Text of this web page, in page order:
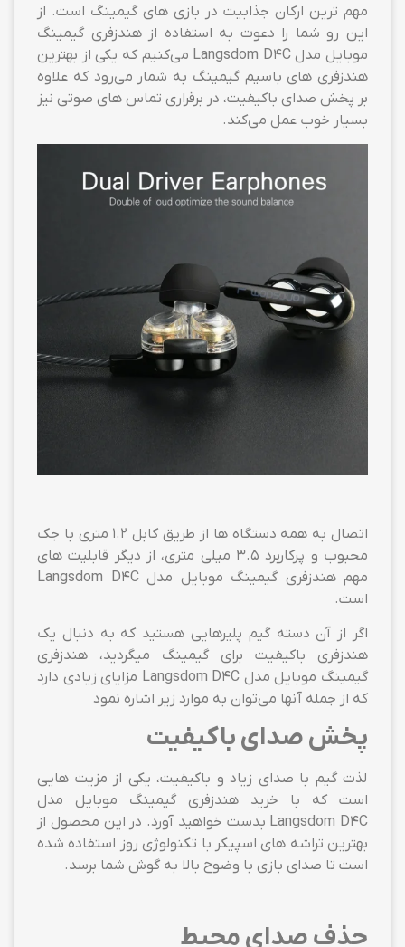
مهم ترین ارکان جذابیت در بازی های گیمینگ است. از
این رو شما را دعوت به استفاده از هندزفری گیمینگ
موبایل مدل Langsdom D4C می‌کنیم که یکی از بهترین
هندزفری های باسیم گیمینگ به شمار می‌رود که علاوه
بر پخش صدای باکیفیت، در برقراری تماس های صوتی نیز
بسیار خوب عمل می‌کند.
اتصال به همه دستگاه ها از طریق کابل 1.2 متری با جک
محبوب و پرکاربرد 3.5 میلی متری، از دیگر قابلیت های
مهم هندزفری گیمینگ موبایل مدل Langsdom D4C
است.
اگر از آن دسته گیم پلیرهایی هستید که به دنبال یک
هندزفری باکیفیت برای گیمینگ می‎گردید، هندزفری
گیمینگ موبایل مدل Langsdom D4C مزایای زیادی دارد
که از جمله آنها می‌توان به موارد زیر اشاره نمود
پخش صدای باکیفیت
لذت گیم با صدای زیاد و باکیفیت، یکی از مزیت هایی
است که با خرید هندزفری گیمینگ موبایل مدل
Langsdom D4C بدست خواهید آورد. در این محصول از
بهترین تراشه های اسپیکر با تکنولوژی روز استفاده شده
است تا صدای بازی با وضوح بالا به گوش شما برسد.
حذف صدای محیط